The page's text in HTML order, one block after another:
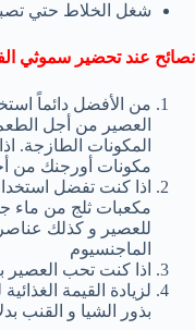
شغل الخلاط حتي
نصائح عند تحضير سموثي
من الأفضل دائماً
العصير من أجل
المكونات الطازجة.
مكونات أورجنك من
اذا كنت تفضل
مكعبات ثلج من ماء
للعصير و كذلك عناصر
الماجنسيوم
اذا كنت تحب العصير
لزيادة القيمة
بذور الشيا و القنب